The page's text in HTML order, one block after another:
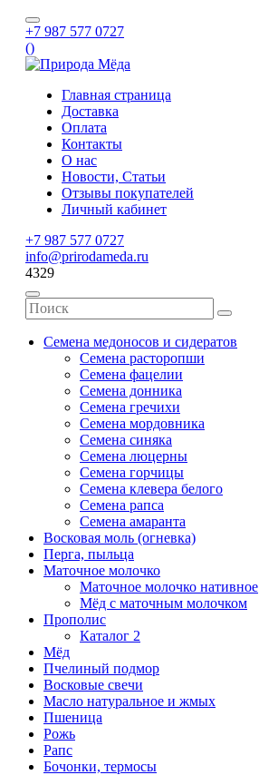
+7 987 577 0727
()
Главная страница
Доставка
Оплата
Контакты
О нас
Новости, Статьи
Отзывы покупателей
Личный кабинет
+7 987 577 0727
info@prirodameda.ru
4329
Семена медоносов и сидератов
Семена расторопши
Семена фацелии
Семена донника
Семена гречихи
Семена мордовника
Семена синяка
Семена люцерны
Семена горчицы
Семена клевера белого
Семена рапса
Семена амаранта
Восковая моль (огневка)
Перга, пыльца
Маточное молочко
Маточное молочко нативное
Мёд с маточным молочком
Прополис
Каталог 2
Мёд
Пчелиный подмор
Восковые свечи
Масло натуральное и жмых
Пшеница
Рожь
Рапс
Бочонки, термосы